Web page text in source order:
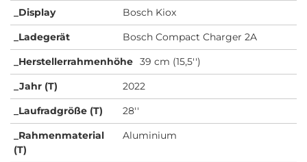
_Display
Bosch Kiox
_Ladegerät
Bosch Compact Charger 2A
_Herstellerrahmenhöhe 39 cm (15,5'')
_Jahr (T)
2022
_Laufradgröße (T)
28''
_Rahmenmaterial
(T)
Aluminium